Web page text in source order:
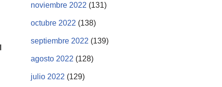
noviembre 2022 (131)
octubre 2022 (138)
septiembre 2022 (139)
agosto 2022 (128)
julio 2022 (129)